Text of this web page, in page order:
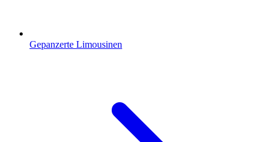
Gepanzerte Limousinen